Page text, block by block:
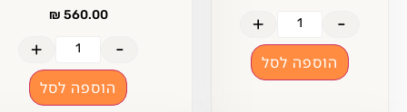
+
הוספה לסל
₪560.00
+
הוספה לסל